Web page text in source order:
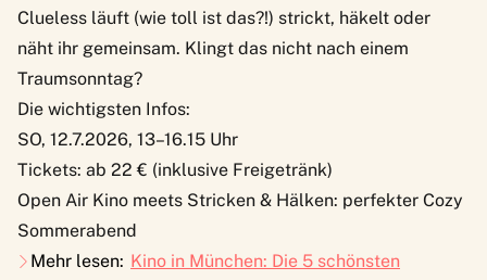
Clueless läuft (wie toll ist das?!) strickt, häkelt oder
näht ihr gemeinsam. Klingt das nicht nach einem
Traumsonntag?
Die wichtigsten Infos:
SO, 12.7.2026, 13–16.15 Uhr
Tickets: ab 22 € (inklusive Freigetränk)
Open Air Kino meets Stricken & Hälken: perfekter Cozy
Sommerabend
Mehr lesen: Kino in München: Die 5 schönsten